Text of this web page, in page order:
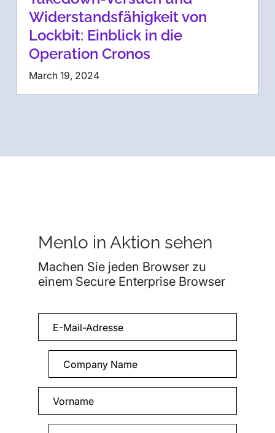
Widerstandsfähigkeit von
Lockbit: Einblick in die
Operation Cronos
March 19, 2024
Menlo in Aktion sehen
Machen Sie jeden Browser zu
einem Secure Enterprise Browser